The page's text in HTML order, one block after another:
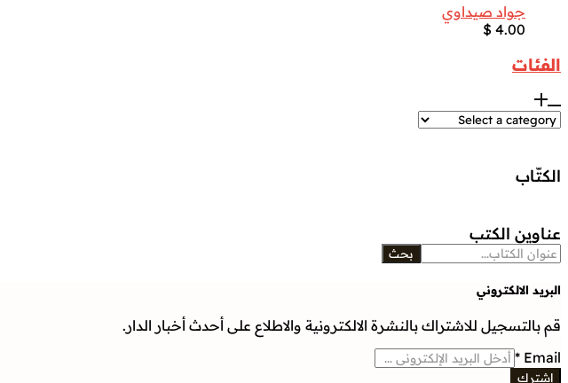
جواد صيداوي
$ 4.00
الفئات
الكتّاب
عناوين الكتب
بحث
البريد الالكتروني
قم بالتسجيل للاشتراك بالنشرة الالكترونية والاطلاع على أحدث أخبار الدار.
Email
*
إشترك